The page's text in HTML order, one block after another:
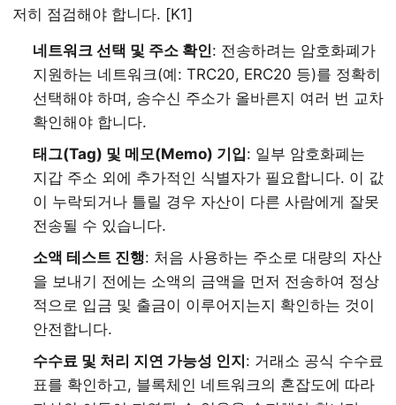
저히 점검해야 합니다. [K1]
네트워크 선택 및 주소 확인: 전송하려는 암호화폐가
지원하는 네트워크(예: TRC20, ERC20 등)를 정확히
선택해야 하며, 송수신 주소가 올바른지 여러 번 교차
확인해야 합니다.
태그(Tag) 및 메모(Memo) 기입: 일부 암호화폐는
지갑 주소 외에 추가적인 식별자가 필요합니다. 이 값
이 누락되거나 틀릴 경우 자산이 다른 사람에게 잘못
전송될 수 있습니다.
소액 테스트 진행: 처음 사용하는 주소로 대량의 자산
을 보내기 전에는 소액의 금액을 먼저 전송하여 정상
적으로 입금 및 출금이 이루어지는지 확인하는 것이
안전합니다.
수수료 및 처리 지연 가능성 인지 : 거래소 공식 수수료
표를 확인하고, 블록체인 네트워크의 혼잡도에 따라